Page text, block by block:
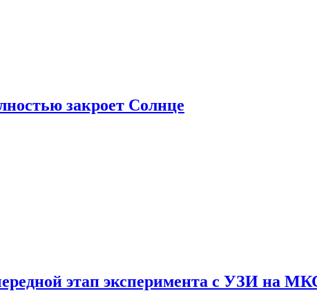
закроет Солнце
этап эксперимента с УЗИ на